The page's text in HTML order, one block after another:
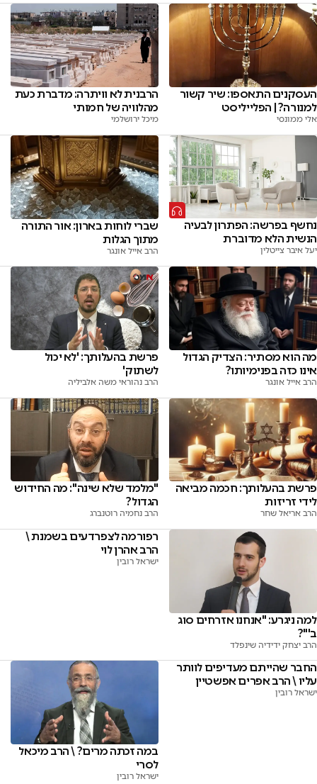
העסקנים התאספו: שיר קשור
למנורה? | הפלייליסט
אלי ממונסי
הרבנית לא וויתרה: מדברת כעת
מהלוויה של חמותי
מיכל ירושלמי
נחשף בפרשה: הפתרון לבעיה
הנשית הלא מדוברת
יעל איבר צייטלין
שברי לוחות בארון: אור התורה
מתוך הגלות
הרב אייל אונגר
מה הוא מסתיר: הצדיק הגדול
אינו כזה בפנימיותו?
הרב אייל אונגר
פרשת בהעלותך: 'לא יכול
לשתוק'
הרב נהוראי משה אלביליה
פרשת בהעלותך: חכמה מביאה
לידי זריזות
הרב אריאל שחר
"מלמד שלא שינה": מה החידוש
הגדול?
הרב נחמיה רוטנברג
למה ניגרע: "אנחנו אזרחים סוג
ב'"?
הרב יצחק ידידיה שינפלד
רפורמה לצפרדעים בשמנת \
הרב אהרן לוי
ישראל רובין
החבר שהייתם מעדיפים לוותר
עליו \ הרב אפרים אפשטיין
ישראל רובין
במה זכתה מרים? \ הרב מיכאל
לסרי
ישראל רובין